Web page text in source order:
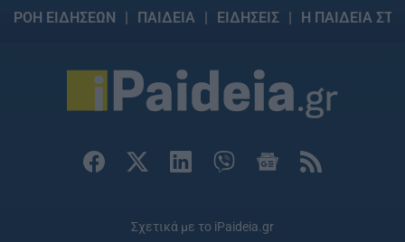
ΡΟΗ ΕΙΔΗΣΕΩΝ ΠΑΙΔΕΙΑ ΕΙΔΗΣΕΙΣ Η ΠΑΙΔΕΙΑ
Σχετικά με το iPaideia.gr